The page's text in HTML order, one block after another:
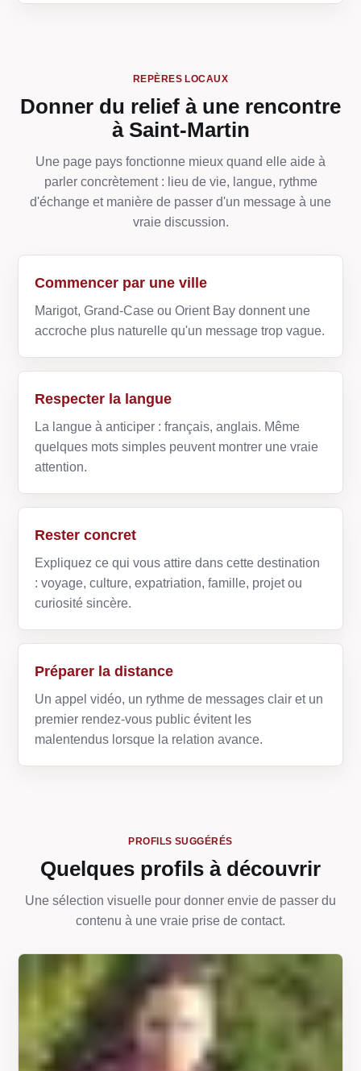
REPÈRES LOCAUX
Donner du relief à une rencontre
à Saint-Martin
Une page pays fonctionne mieux quand elle aide à
parler concrètement : lieu de vie, langue, rythme
d'échange et manière de passer d'un message à une
vraie discussion.
Commencer par une ville
Marigot, Grand-Case ou Orient Bay donnent une
accroche plus naturelle qu'un message trop vague.
Respecter la langue
La langue à anticiper : français, anglais. Même
quelques mots simples peuvent montrer une vraie
attention.
Rester concret
Expliquez ce qui vous attire dans cette destination
: voyage, culture, expatriation, famille, projet ou
curiosité sincère.
Préparer la distance
Un appel vidéo, un rythme de messages clair et un
premier rendez-vous public évitent les
malentendus lorsque la relation avance.
PROFILS SUGGÉRÉS
Quelques profils à découvrir
Une sélection visuelle pour donner envie de passer du
contenu à une vraie prise de contact.